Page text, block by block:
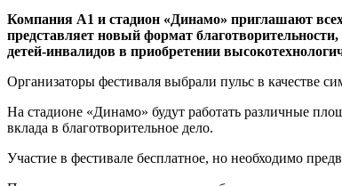
Компания А1 и стадион «Динамо» приглашают
представляет новый формат
детей-инвалидов в приобретении
Организаторы фестиваля выбрали пульс в качестве
На стадионе «Динамо» будут работать различные
вклада в благотворительное дело.
Участие в фестивале бесплатное, но необходимо